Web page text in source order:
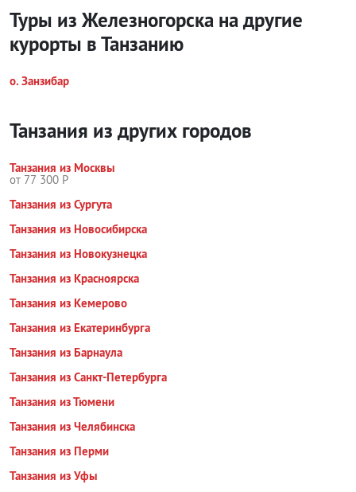
Туры из Железногорска на другие
курорты в Танзанию
о. Занзибар
Танзания из других городов
Танзания из Москвы
от 77 300 Р
Танзания из Сургута
Танзания из Новосибирска
Танзания из Новокузнецка
Танзания из Красноярска
Танзания из Кемерово
Танзания из Екатеринбурга
Танзания из Барнаула
Танзания из Санкт-Петербурга
Танзания из Тюмени
Танзания из Челябинска
Танзания из Перми
Танзания из Уфы